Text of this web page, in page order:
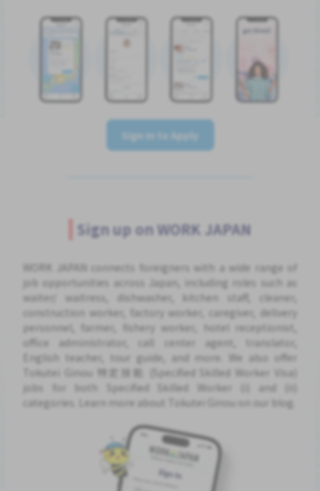
Sign In to Apply
Sign up on WORK JAPAN
WORK JAPAN connects foreigners with a wide range of
job opportunities across Japan, including roles such as
waiter/ waitress, dishwasher, kitchen staff, cleaner,
construction worker, factory worker, caregiver, delivery
personnel, farmer, fishery worker, hotel receptionist,
office administrator, call center agent, translator,
English teacher, tour guide, and more. We also offer
Tokutei Ginou 特定技能 (Specified Skilled Worker Visa)
jobs for both Specified Skilled Worker (i) and (ii)
categories. Learn more about Tokutei Ginou on our blog.